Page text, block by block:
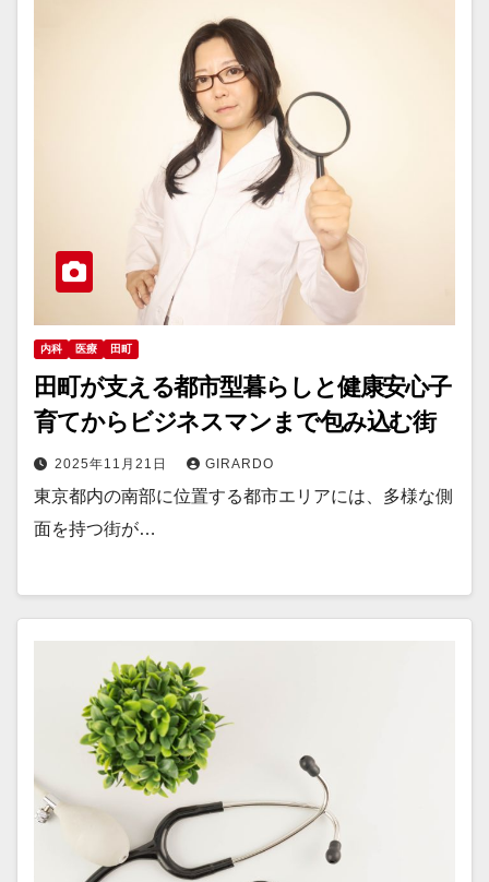
内科 医療 田町
田町が支える都市型暮らしと健康安心子
育てからビジネスマンまで包み込む街
2025年11月21日 GIRARDO
東京都内の南部に位置する都市エリアには、多様な側
面を持つ街が…